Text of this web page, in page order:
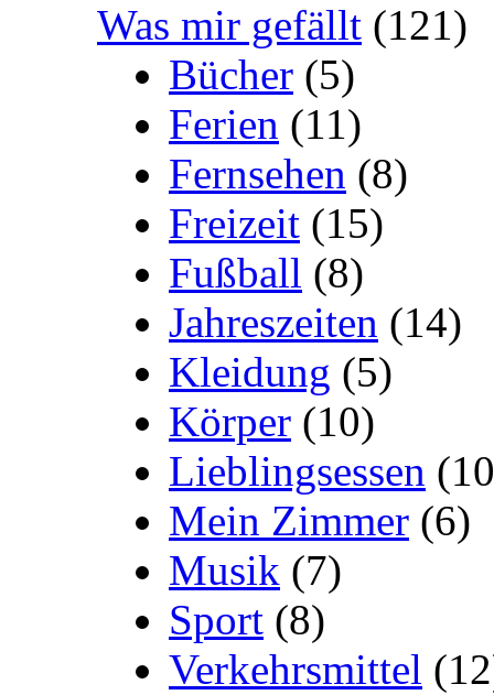
Was mir gefällt (121)
Bücher (5)
Ferien (11)
Fernsehen (8)
Freizeit (15)
Fußball (8)
Jahreszeiten (14)
Kleidung (5)
Körper (10)
Lieblingsessen
Mein Zimmer (6)
Musik (7)
Sport (8)
Verkehrsmittel